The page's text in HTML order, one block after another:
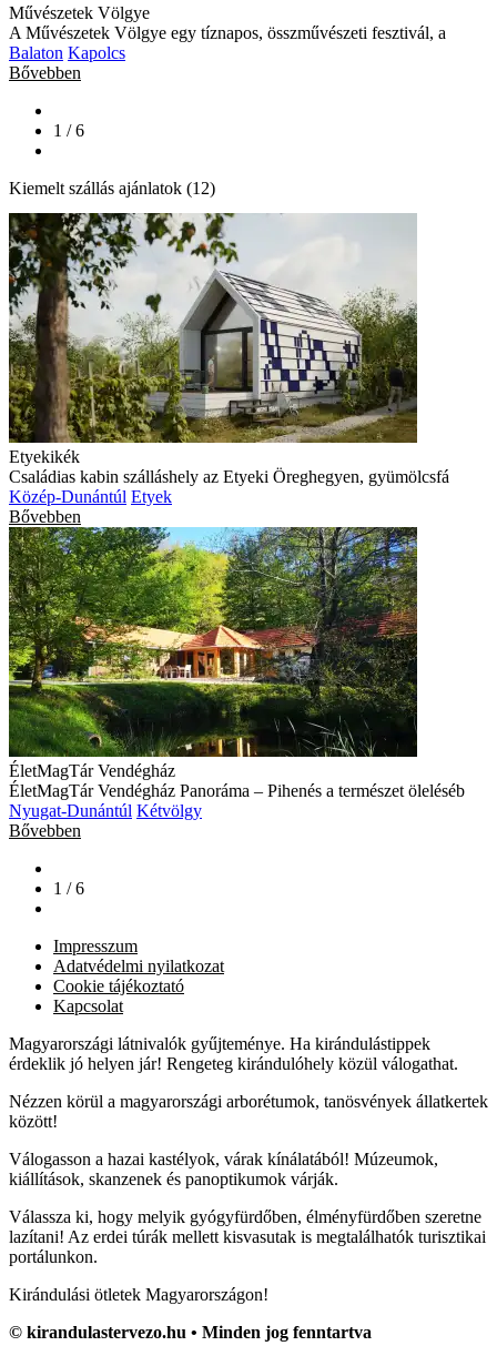
Művészetek Völgye
A Művészetek Völgye egy tíznapos, összművészeti fesztivál, a
Balaton Kapolcs
Bővebben
1 / 6
Kiemelt szállás ajánlatok (12)
Etyekikék
Családias kabin szálláshely az Etyeki Öreghegyen, gyümölcsfá
Közép-Dunántúl Etyek
Bővebben
ÉletMagTár Vendégház
ÉletMagTár Vendégház Panoráma – Pihenés a természet öleléséb
Nyugat-Dunántúl Kétvölgy
Bővebben
1 / 6
Impresszum
Adatvédelmi nyilatkozat
Cookie tájékoztató
Kapcsolat
Magyarországi látnivalók gyűjteménye. Ha kirándulástippek
érdeklik jó helyen jár! Rengeteg kirándulóhely közül válogathat.
Nézzen körül a magyarországi arborétumok, tanösvények állatkertek
között!
Válogasson a hazai kastélyok, várak kínálatából! Múzeumok,
kiállítások, skanzenek és panoptikumok várják.
Válassza ki, hogy melyik gyógyfürdőben, élményfürdőben szeretne
lazítani! Az erdei túrák mellett kisvasutak is megtalálhatók turisztikai
portálunkon.
Kirándulási ötletek Magyarországon!
© kirandulastervezo.hu • Minden jog fenntartva